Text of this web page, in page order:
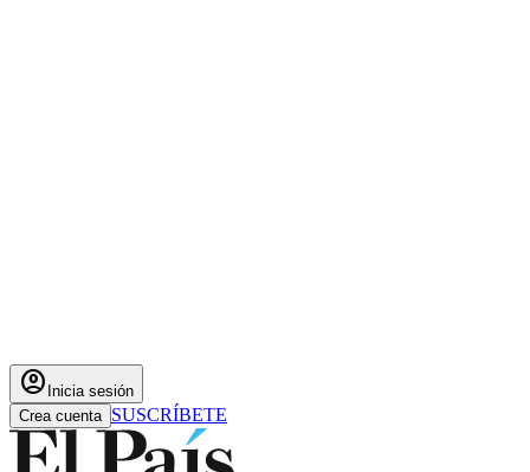
account_circle Inicia sesión
Crea cuenta SUSCRÍBETE